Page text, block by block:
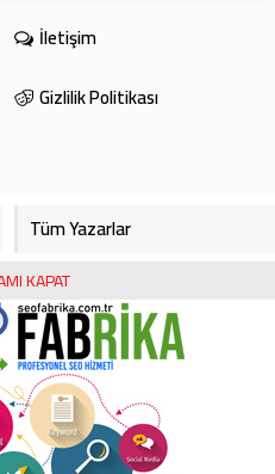
İletişim
Gizlilik Politikası
Tüm Yazarlar
Foto Galeri
Bursa Haberleri
Bursaspor
KAPAT